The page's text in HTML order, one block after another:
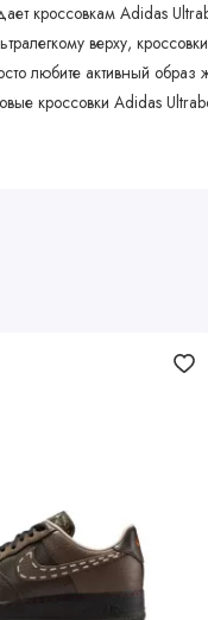
кроссовкам Adidas
верху,
любите активный
кроссовки Adidas